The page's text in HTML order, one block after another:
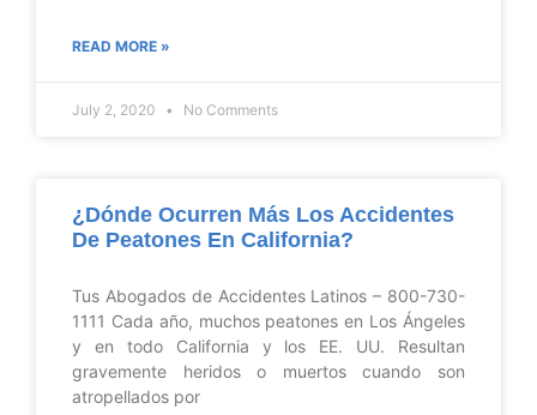
READ MORE »
July 2, 2020 No Comments
¿Dónde Ocurren Más Los Accidentes
De Peatones En California?
Tus Abogados de Accidentes Latinos – 800-730-
1111 Cada año, muchos peatones en Los Ángeles
y en todo California y los EE. UU. Resultan
gravemente heridos o muertos cuando son
atropellados por